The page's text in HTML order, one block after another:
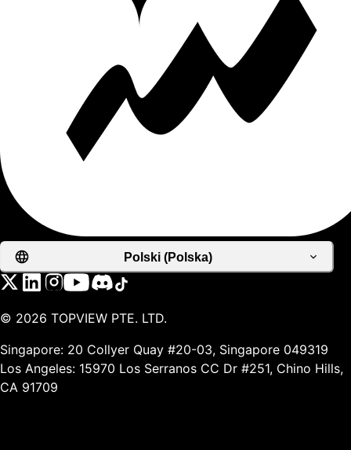
Polski (Polska)
© 2026 TOPVIEW PTE. LTD.
Singapore: 20 Collyer Quay #20-03, Singapore 049319
Los Angeles: 15970 Los Serranos CC Dr #251, Chino Hills,
CA 91709